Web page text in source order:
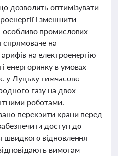
дозволить оптимізувати
і зменшити
особливо промислових
спрямоване на
на електроенергію
енергоринку в умовах
у Луцьку тимчасово
газу на двох
роботами.
перекрити крани перед
доступ до
швидкого відновлення
вимогам